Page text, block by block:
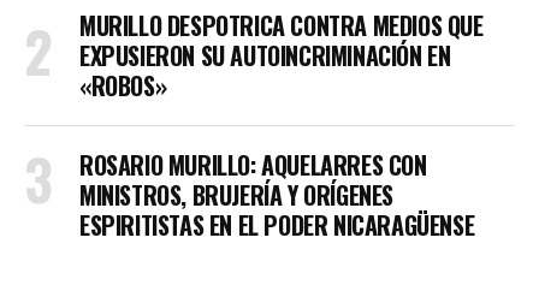
MURILLO DESPOTRICA CONTRA MEDIOS QUE
EXPUSIERON SU AUTOINCRIMINACIÓN EN
«ROBOS»
ROSARIO MURILLO: AQUELARRES CON
MINISTROS, BRUJERÍA Y ORÍGENES
ESPIRITISTAS EN EL PODER NICARAGÜENSE